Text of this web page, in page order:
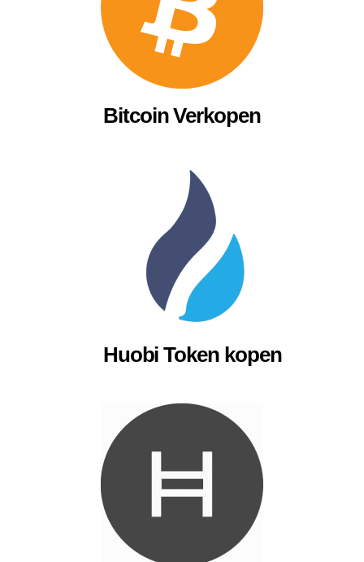
Bitcoin Verkopen
Huobi Token kopen